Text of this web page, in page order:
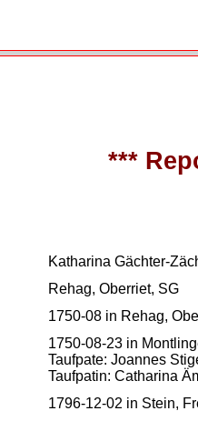
***
Katharina Gächter-
Rehag, Oberriet, SG
1750-08 in Rehag,
1750-08-23 in
Taufpate: Joannes
Taufpatin: Catharina
1796-12-02 in Stein,